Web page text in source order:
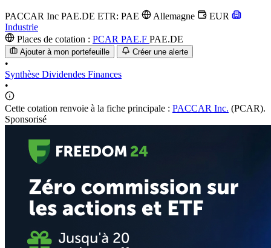
PACCAR Inc PAE.DE ETR: PAE Allemagne
EUR
Industrie
Places de cotation : PCAR PAE.F PAE.DE
Ajouter à mon portefeuille Créer une alerte
•
Synthèse Dividendes Finances
•
Cette cotation renvoie à la fiche principale : PACCAR Inc. (PCAR).
Sponsorisé